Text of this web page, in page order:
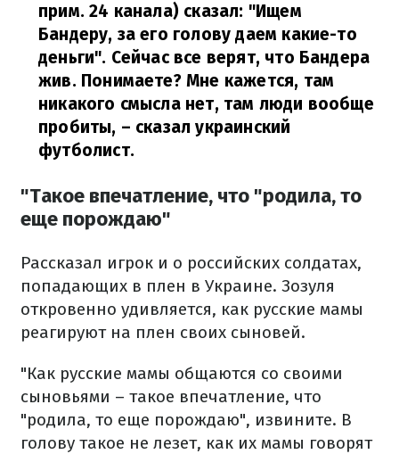
прим. 24 канала) сказал: "Ищем
Бандеру, за его голову даем какие-то
деньги". Сейчас все верят, что Бандера
жив. Понимаете? Мне кажется, там
никакого смысла нет, там люди вообще
пробиты, – сказал украинский
футболист.
"Такое впечатление, что "родила, то
еще порождаю"
Рассказал игрок и о российских солдатах,
попадающих в плен в Украине. Зозуля
откровенно удивляется, как русские мамы
реагируют на плен своих сыновей.
"Как русские мамы общаются со своими
сыновьями – такое впечатление, что
"родила, то еще порождаю", извините. В
голову такое не лезет, как их мамы говорят